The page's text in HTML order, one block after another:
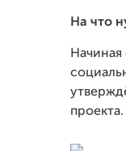
На что